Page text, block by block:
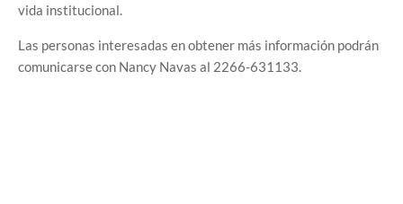
vida institucional.
Las personas interesadas en obtener más información podrán
comunicarse con Nancy Navas al 2266-631133.